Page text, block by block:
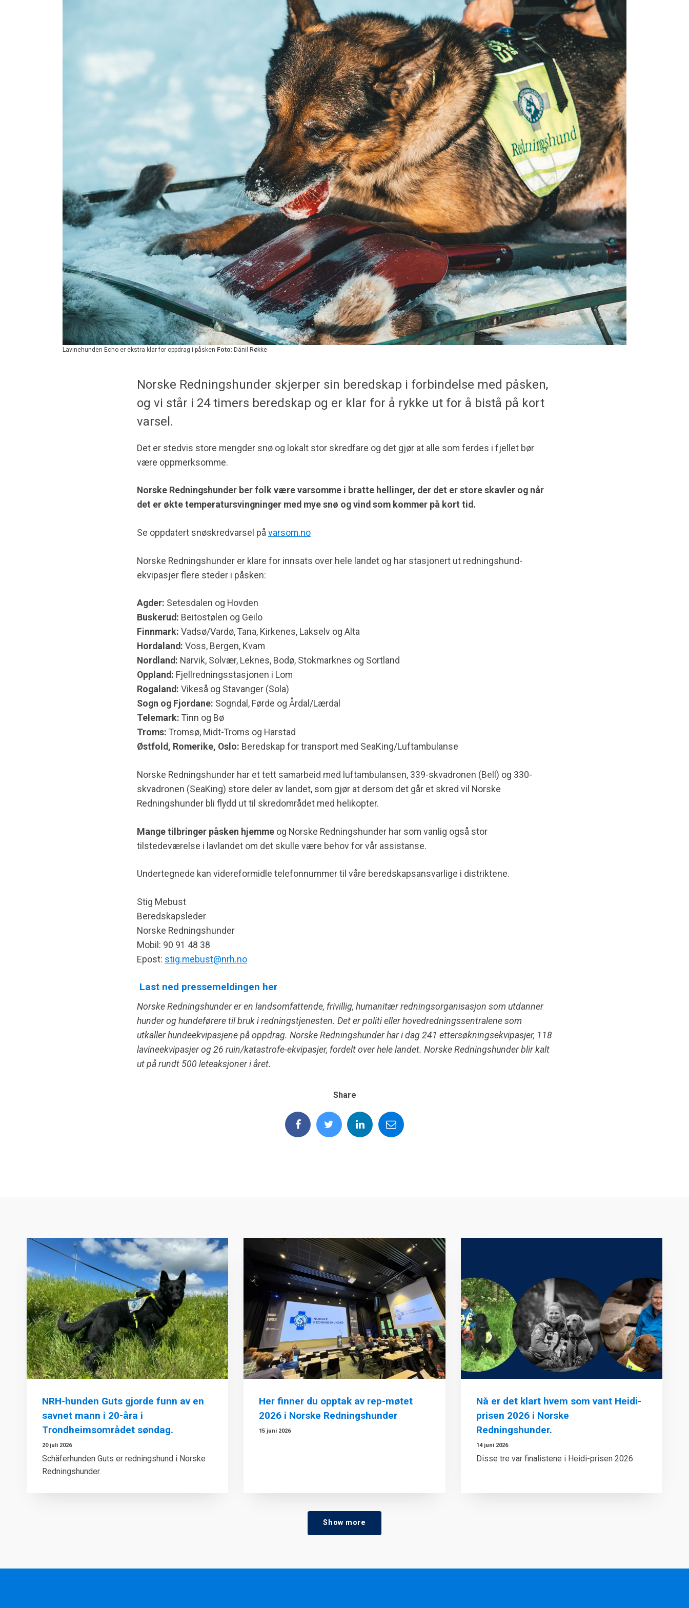
Lavinehunden Echo er ekstra klar for oppdrag i påsken Foto: Dánil Røkke
Norske Redningshunder skjerper sin beredskap i forbindelse med påsken,
og vi står i 24 timers beredskap og er klar for å rykke ut for å bistå på kort
varsel.
Det er stedvis store mengder snø og lokalt stor skredfare og det gjør at alle som ferdes i fjellet bør
være oppmerksomme.
Norske Redningshunder ber folk være varsomme i bratte hellinger, der det er store skavler og når
det er økte temperatursvingninger med mye snø og vind som kommer på kort tid.
Se oppdatert snøskredvarsel på varsom.no
Norske Redningshunder er klare for innsats over hele landet og har stasjonert ut redningshund-
ekvipasjer flere steder i påsken:
Agder: Setesdalen og Hovden
Buskerud: Beitostølen og Geilo
Finnmark: Vadsø/Vardø, Tana, Kirkenes, Lakselv og Alta
Hordaland: Voss, Bergen, Kvam
Nordland: Narvik, Solvær, Leknes, Bodø, Stokmarknes og Sortland
Oppland: Fjellredningsstasjonen i Lom
Rogaland: Vikeså og Stavanger (Sola)
Sogn og Fjordane: Sogndal, Førde og Årdal/Lærdal
Telemark: Tinn og Bø
Troms: Tromsø, Midt-Troms og Harstad
Østfold, Romerike, Oslo: Beredskap for transport med SeaKing/Luftambulanse
Norske Redningshunder har et tett samarbeid med luftambulansen, 339-skvadronen (Bell) og 330-
skvadronen (SeaKing) store deler av landet, som gjør at dersom det går et skred vil Norske
Redningshunder bli flydd ut til skredområdet med helikopter.
Mange tilbringer påsken hjemme og Norske Redningshunder har som vanlig også stor
tilstedeværelse i lavlandet om det skulle være behov for vår assistanse.
Undertegnede kan videreformidle telefonnummer til våre beredskapsansvarlige i distriktene.
Stig Mebust
Beredskapsleder
Norske Redningshunder
Mobil: 90 91 48 38
Epost: stig.mebust@nrh.no
Last ned pressemeldingen her
Norske Redningshunder er en landsomfattende, frivillig, humanitær redningsorganisasjon som utdanner
hunder og hundeførere til bruk i redningstjenesten. Det er politi eller hovedredningssentralene som
utkaller hundeekvipasjene på oppdrag. Norske Redningshunder har i dag 241 ettersøkningsekvipasjer, 118
lavineekvipasjer og 26 ruin/katastrofe-ekvipasjer, fordelt over hele landet. Norske Redningshunder blir kalt
ut på rundt 500 leteaksjoner i året.
Share
NRH-hunden Guts gjorde funn av en
savnet mann i 20-åra i
Trondheimsområdet søndag.
20 juli 2026
Schäferhunden Guts er redningshund i Norske
Redningshunder.
Her finner du opptak av rep-møtet
2026 i Norske Redningshunder
15 juni 2026
Nå er det klart hvem som vant Heidi-
prisen 2026 i Norske
Redningshunder.
14 juni 2026
Disse tre var finalistene i Heidi-prisen 2026
Show more